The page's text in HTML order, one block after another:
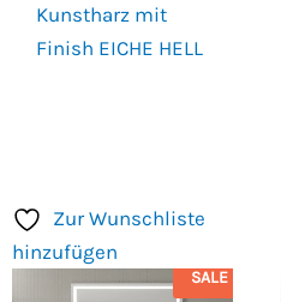
Kunstharz mit
Finish EICHE HELL
Zur Wunschliste
hinzufügen
SALE